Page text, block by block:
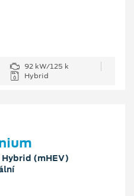
92 kW/125 k
Hybrid
(mHEV)